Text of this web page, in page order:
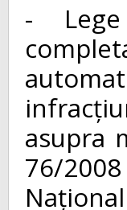
-
asupra
76/